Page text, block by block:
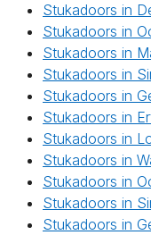
Stukadoors in
Stukadoors in
Stukadoors in
Stukadoors in
Stukadoors in
Stukadoors in
Stukadoors in
Stukadoors in
Stukadoors in
Stukadoors in
Stukadoors in